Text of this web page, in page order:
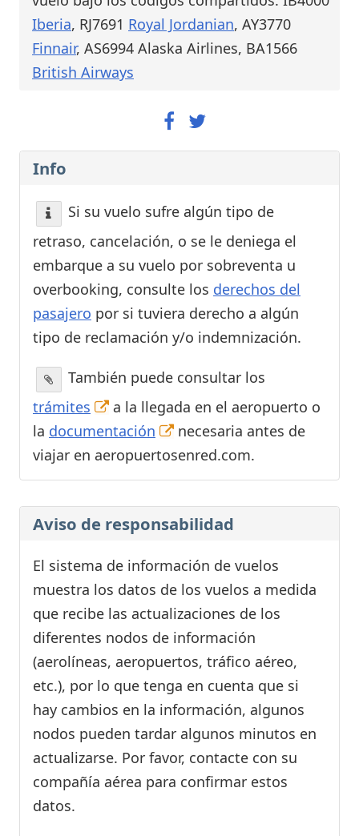
Iberia, RJ7691 Royal Jordanian, AY3770
Finnair, AS6994 Alaska Airlines, BA1566
British Airways
Info
Si su vuelo sufre algún tipo de
retraso, cancelación, o se le deniega el
embarque a su vuelo por sobreventa u
overbooking, consulte los derechos del
pasajero por si tuviera derecho a algún
tipo de reclamación y/o indemnización.
También puede consultar los
trámites
a la llegada en el aeropuerto o
la documentación
necesaria antes de
viajar en aeropuertosenred.com.
Aviso de responsabilidad
El sistema de información de vuelos
muestra los datos de los vuelos a medida
que recibe las actualizaciones de los
diferentes nodos de información
(aerolíneas, aeropuertos, tráfico aéreo,
etc.), por lo que tenga en cuenta que si
hay cambios en la información, algunos
nodos pueden tardar algunos minutos en
actualizarse. Por favor, contacte con su
compañía aérea para confirmar estos
datos.